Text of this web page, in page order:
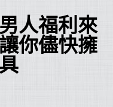
人福利來
你儘快擁